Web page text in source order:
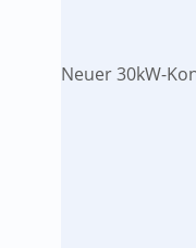
Neuer 30kW-